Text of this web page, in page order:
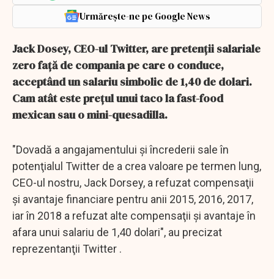
Urmărește-ne pe Google News
Jack Dosey, CEO-ul Twitter, are pretenții salariale
zero față de compania pe care o conduce,
acceptând un salariu simbolic de 1,40 de dolari.
Cam atât este prețul unui taco la fast-food
mexican sau o mini-quesadilla.
"Dovadă a angajamentului şi încrederii sale în
potenţialul Twitter de a crea valoare pe termen lung,
CEO-ul nostru, Jack Dorsey, a refuzat compensaţii
şi avantaje financiare pentru anii 2015, 2016, 2017,
iar în 2018 a refuzat alte compensaţii şi avantaje în
afara unui salariu de 1,40 dolari", au precizat
reprezentanţii Twitter .